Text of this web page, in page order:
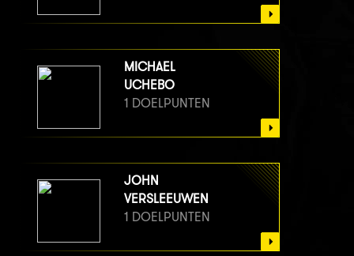
MICHAEL
UCHEBO
1 DOELPUNTEN
JOHN
VERSLEEUWEN
1 DOELPUNTEN